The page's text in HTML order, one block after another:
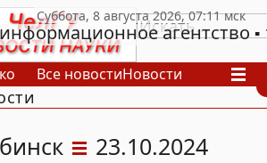
агентство
Все новостиНовости
23.10.2024